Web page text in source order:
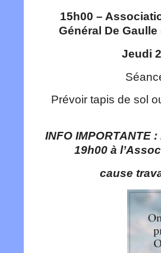
15h00 –
Général De
Jeudi
Prévoir tapis de sol
INFO IMPORTANTE
19h00 à
cause